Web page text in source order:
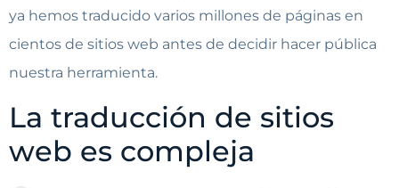
ya hemos traducido varios millones de páginas en
cientos de sitios web antes de decidir hacer pública
nuestra herramienta.
La traducción de sitios
web es compleja